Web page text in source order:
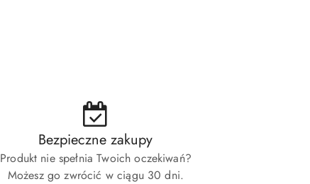
Bezpieczne zakupy
Produkt nie spełnia Twoich oczekiwań?
Możesz go zwrócić w ciągu 30 dni.